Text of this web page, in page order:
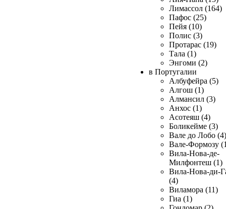
Лимассол (164)
Пафос (25)
Пейя (10)
Полис (3)
Протарас (19)
Тала (1)
Энгоми (2)
в Португалии
Албуфейра (5)
Алгош (1)
Алмансил (3)
Анхос (1)
Асотеяш (4)
Боликейме (3)
Вале до Лобо (4)
Вале-Формозу
Вила-Нова-де-
Милфонтеш (1)
Вила-Нова-ди-
(4)
Виламора (11)
Гиа (1)